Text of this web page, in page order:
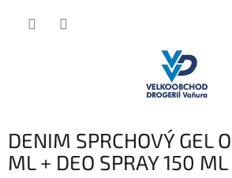
DENIM SPRCHOVÝ GEL
ML + DEO SPRAY 150 ML